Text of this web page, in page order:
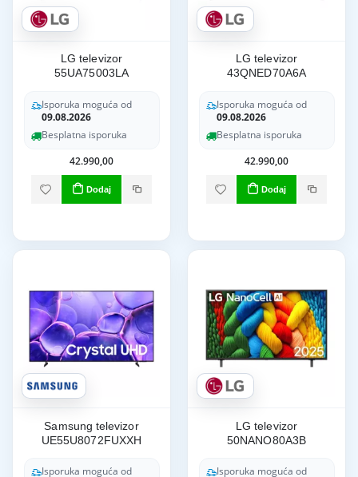
LG televizor
55UA75003LA
Isporuka moguća od
09.08.2026
Besplatna isporuka
42.990,00
Dodaj
LG televizor
43QNED70A6A
Isporuka moguća od
09.08.2026
Besplatna isporuka
42.990,00
Dodaj
Samsung televizor
UE55U8072FUXXH
Isporuka moguća od
LG televizor
50NANO80A3B
Isporuka moguća od